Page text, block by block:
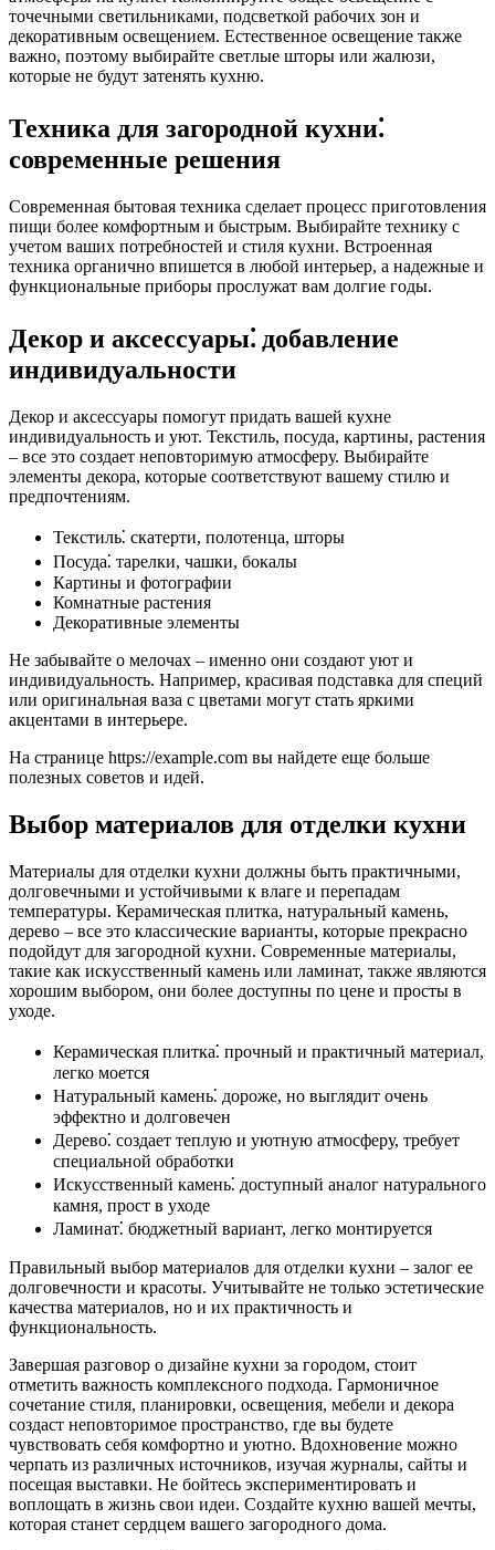
точечными светильниками, подсветкой рабочих зон и
декоративным освещением. Естественное освещение также
важно, поэтому выбирайте светлые шторы или жалюзи,
которые не будут затенять кухню.
Техника для загородной кухни⁚
современные решения
Современная бытовая техника сделает процесс приготовления
пищи более комфортным и быстрым. Выбирайте технику с
учетом ваших потребностей и стиля кухни. Встроенная
техника органично впишется в любой интерьер, а надежные и
функциональные приборы прослужат вам долгие годы.
Декор и аксессуары⁚ добавление
индивидуальности
Декор и аксессуары помогут придать вашей кухне
индивидуальность и уют. Текстиль, посуда, картины, растения
– все это создает неповторимую атмосферу. Выбирайте
элементы декора, которые соответствуют вашему стилю и
предпочтениям.
Текстиль⁚ скатерти, полотенца, шторы
Посуда⁚ тарелки, чашки, бокалы
Картины и фотографии
Комнатные растения
Декоративные элементы
Не забывайте о мелочах – именно они создают уют и
индивидуальность. Например, красивая подставка для специй
или оригинальная ваза с цветами могут стать яркими
акцентами в интерьере.
На странице https://example.com вы найдете еще больше
полезных советов и идей.
Выбор материалов для отделки кухни
Материалы для отделки кухни должны быть практичными,
долговечными и устойчивыми к влаге и перепадам
температуры. Керамическая плитка, натуральный камень,
дерево – все это классические варианты, которые прекрасно
подойдут для загородной кухни. Современные материалы,
такие как искусственный камень или ламинат, также являются
хорошим выбором, они более доступны по цене и просты в
уходе.
Керамическая плитка⁚ прочный и практичный материал,
легко моется
Натуральный камень⁚ дороже, но выглядит очень
эффектно и долговечен
Дерево⁚ создает теплую и уютную атмосферу, требует
специальной обработки
Искусственный камень⁚ доступный аналог натурального
камня, прост в уходе
Ламинат⁚ бюджетный вариант, легко монтируется
Правильный выбор материалов для отделки кухни – залог ее
долговечности и красоты. Учитывайте не только эстетические
качества материалов, но и их практичность и
функциональность.
Завершая разговор о дизайне кухни за городом, стоит
отметить важность комплексного подхода. Гармоничное
сочетание стиля, планировки, освещения, мебели и декора
создаст неповторимое пространство, где вы будете
чувствовать себя комфортно и уютно. Вдохновение можно
черпать из различных источников, изучая журналы, сайты и
посещая выставки. Не бойтесь экспериментировать и
воплощать в жизнь свои идеи. Создайте кухню вашей мечты,
которая станет сердцем вашего загородного дома.